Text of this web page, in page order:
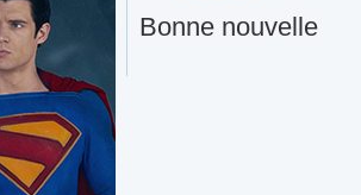
Bonne nouvelle